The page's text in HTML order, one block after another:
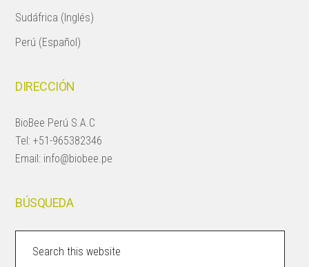
Sudáfrica (Inglés)
Perú (Español)
DIRECCIÓN
BioBee Perú S.A.C
Tel:+51-965382346
Email: info@biobee.pe
BÚSQUEDA